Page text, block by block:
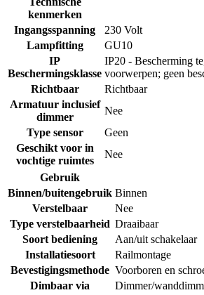
kenmerken
Ingangsspanning
230 Volt
Lampfitting
GU10
IP
Beschermingsklasse
IP20 - Bescherming
voorwerpen; geen
Richtbaar
Richtbaar
Armatuur inclusief
dimmer
Nee
Type sensor
Geen
Geschikt voor in
vochtige ruimtes
Nee
Gebruik
Binnen/buitengebruik Binnen
Verstelbaar
Nee
Type verstelbaarheid Draaibaar
Soort bediening
Aan/uit schakelaar
Installatiesoort
Railmontage
Bevestigingsmethode Voorboren en
Dimbaar via
Dimmer/